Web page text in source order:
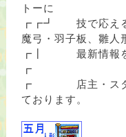
トーに
┏┏┛ 技で応える
魔弓・羽子板、雛人
┏┃ 最新情報を
┏
┏ 店主・スタッ
ております。